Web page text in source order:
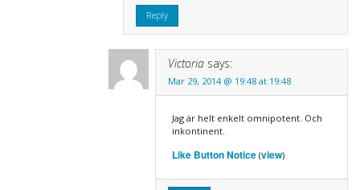
Reply
Victoria says:
Mar 29, 2014 @ 19:48 at 19:48
Jag är helt enkelt omnipotent. Och
inkontinent.
Like Button Notice(view)